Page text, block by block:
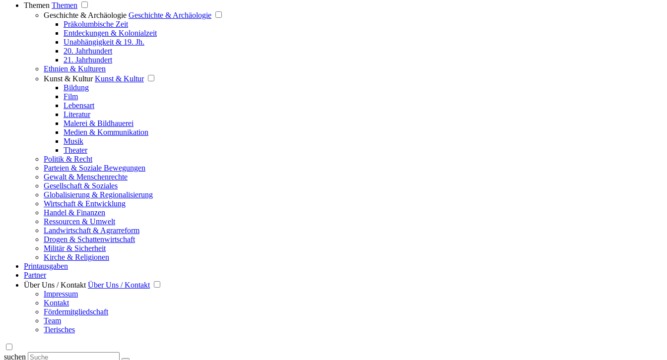
Themen Themen
Geschichte & Archäologie Geschichte & Archäologie
Präkolumbische Zeit
Entdeckungen & Kolonialzeit
Unabhängigkeit & 19. Jh.
20. Jahrhundert
21. Jahrhundert
Ethnien & Kulturen
Kunst & Kultur Kunst & Kultur
Bildung
Film
Lebensart
Literatur
Malerei & Bildhauerei
Medien & Kommunikation
Musik
Theater
Politik & Recht
Parteien & Soziale Bewegungen
Gewalt & Menschenrechte
Gesellschaft & Soziales
Globalisierung & Regionalisierung
Wirtschaft & Entwicklung
Handel & Finanzen
Ressourcen & Umwelt
Landwirtschaft & Agrarreform
Drogen & Schattenwirtschaft
Militär & Sicherheit
Kirche & Religionen
Printausgaben
Partner
Über Uns / Kontakt Über Uns / Kontakt
Impressum
Kontakt
Fördermitgliedschaft
Team
Tierisches
suchen